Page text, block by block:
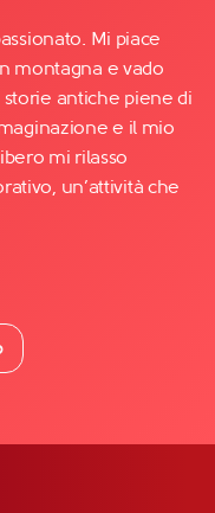
Mi piace
montagna e vado
antiche piene di
e il mio
mi rilasso
un’attività che